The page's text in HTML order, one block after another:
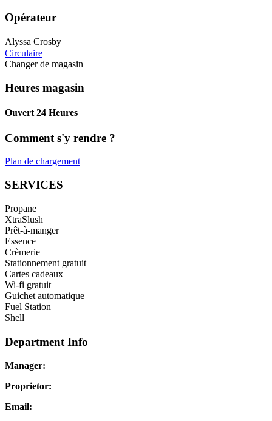
Opérateur
Alyssa Crosby
Circulaire
Changer de magasin
Heures magasin
Ouvert 24 Heures
Comment s'y rendre ?
Plan de chargement
SERVICES
Propane
XtraSlush
Prêt-à-manger
Essence
Crèmerie
Stationnement gratuit
Cartes cadeaux
Wi-fi gratuit
Guichet automatique
Fuel Station
Shell
Department Info
Manager:
Proprietor:
Email: